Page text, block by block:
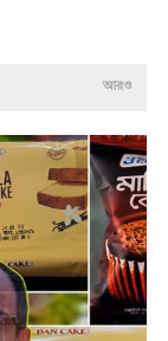
আরও